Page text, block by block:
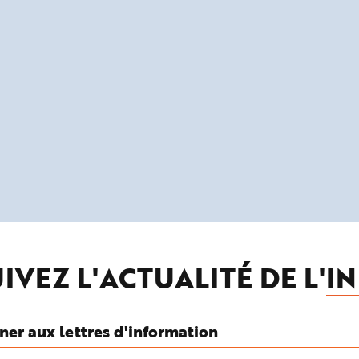
L'ACTUALITÉ DE L'
aux lettres d'information